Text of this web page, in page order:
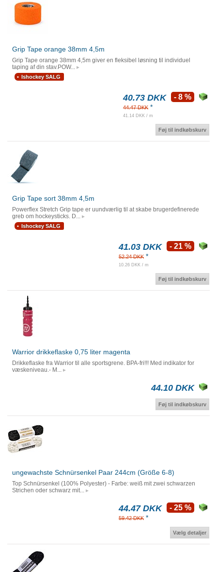
Grip Tape orange 38mm 4,5m
Grip Tape orange 38mm 4,5m giver en fleksibel løsning til individuel
taping af din stav.POW...
Ishockey SALG
40.73 DKK
44.47 DKK *
41.14 DKK / m
- 8 %
Føj til indkøbskurv
Grip Tape sort 38mm 4,5m
Powerflex Stretch Grip tape er uundværlig til at skabe brugerdefinerede
greb om hockeysticks. D...
Ishockey SALG
41.03 DKK
52.24 DKK *
10.26 DKK / m
- 21 %
Føj til indkøbskurv
Warrior drikkeflaske 0,75 liter magenta
Drikkeflaske fra Warrior til alle sportsgrene. BPA-fri!!! Med indikator for
væskeniveau.- M...
44.10 DKK
Føj til indkøbskurv
ungewachste Schnürsenkel Paar 244cm (Größe 6-8)
Top Schnürsenkel (100% Polyester) - Farbe: weiß mit zwei schwarzen
Strichen oder schwarz mit...
44.47 DKK
59.42 DKK *
- 25 %
Vælg detaljer